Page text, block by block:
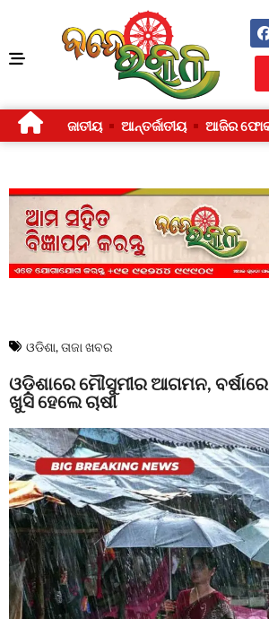
ଜାତୀୟ ଆନ୍ତର୍ଜାତୀୟ ଆଜିର
ଓଡିଶା,ତାଜା ଖବର
ଓଡ଼ିଶାରେ ମୌସୁମୀର ଆଗମନ,
ଖୁସି ହେଲେ ଚାଷୀ